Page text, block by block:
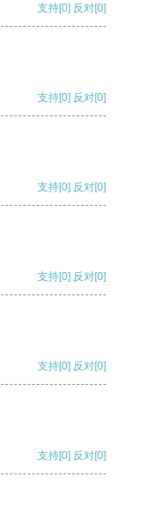
支持[0] 反对[0]
支持[0] 反对[0]
支持[0] 反对[0]
支持[0] 反对[0]
支持[0] 反对[0]
支持[0] 反对[0]